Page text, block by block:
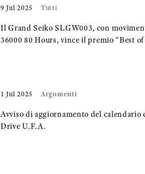
9 Jul 2025 Tutti
Il Grand Seiko SLGW003, con
36000 80 Hours, vince il premio “Best
1 Jul 2025 Argomenti
Avviso di aggiornamento del
Drive U.F.A.